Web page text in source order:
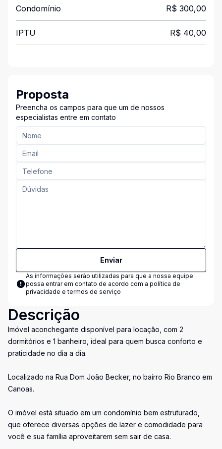
Condomínio R$ 300,00
IPTU R$ 40,00
Proposta
Preencha os campos para que um de nossos
especialistas entre em contato
Enviar
As informações serão utilizadas para que a nossa equipe
possa entrar em contato de acordo com a política de
privacidade e termos de serviço
Descrição
Imóvel aconchegante disponível para locação, com 2
dormitórios e 1 banheiro, ideal para quem busca conforto e
praticidade no dia a dia.
Localizado na Rua Dom João Becker, no bairro Rio Branco em
Canoas.
O imóvel está situado em um condomínio bem estruturado,
que oferece diversas opções de lazer e comodidade para
você e sua família aproveitarem sem sair de casa.